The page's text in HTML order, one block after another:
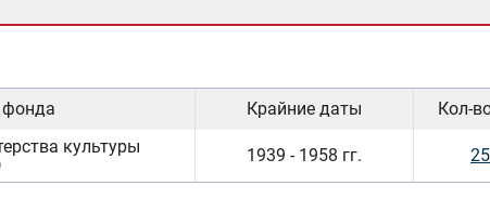
фонда Крайние даты Кол-
культуры
1939 - 1958 гг.